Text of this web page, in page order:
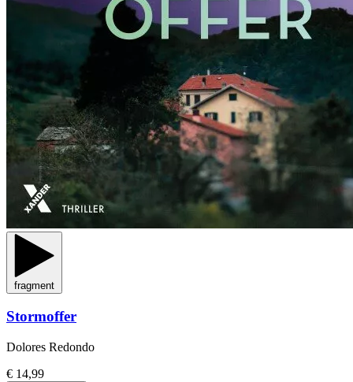
fragment
Stormoffer
Dolores Redondo
€ 14,99